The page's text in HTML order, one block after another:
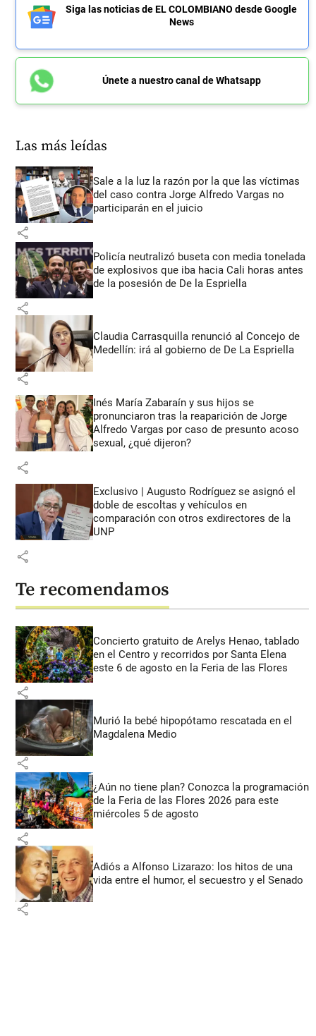
Siga las noticias de EL COLOMBIANO desde Google
News
Únete a nuestro canal de Whatsapp
Las más leídas
Sale a la luz la razón por la que las víctimas
del caso contra Jorge Alfredo Vargas no
participarán en el juicio
share
Policía neutralizó buseta con media tonelada
de explosivos que iba hacia Cali horas antes
de la posesión de De la Espriella
share
Claudia Carrasquilla renunció al Concejo de
Medellín: irá al gobierno de De La Espriella
share
Inés María Zabaraín y sus hijos se
pronunciaron tras la reaparición de Jorge
Alfredo Vargas por caso de presunto acoso
sexual, ¿qué dijeron?
share
Exclusivo | Augusto Rodríguez se asignó el
doble de escoltas y vehículos en
comparación con otros exdirectores de la
UNP
share
Te recomendamos
Concierto gratuito de Arelys Henao, tablado
en el Centro y recorridos por Santa Elena
este 6 de agosto en la Feria de las Flores
share
Murió la bebé hipopótamo rescatada en el
Magdalena Medio
share
¿Aún no tiene plan? Conozca la programación
de la Feria de las Flores 2026 para este
miércoles 5 de agosto
share
Adiós a Alfonso Lizarazo: los hitos de una
vida entre el humor, el secuestro y el Senado
share